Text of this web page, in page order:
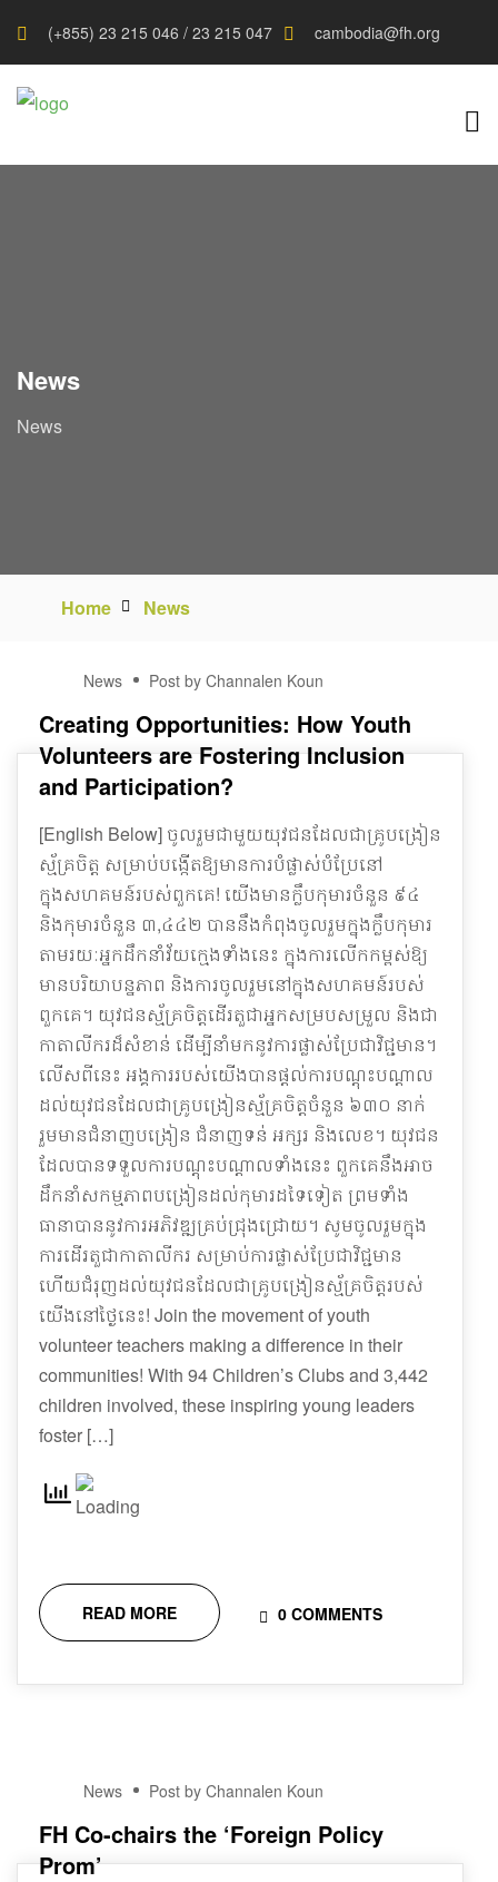
(+855) 23 215 046 / 23 215 047 cambodia@fh.org
News
News
Home News
11
News Post by Channalen Koun
Creating Opportunities: How Youth
Volunteers are Fostering Inclusion
and Participation?
[English Below] ចូលរួមជាមួយយុវជនដែលជាគ្រូបង្រៀន
ស្ម័គ្រចិត្ត សម្រាប់បង្កើតឱ្យមានការបំផ្លាស់បំប្រែនៅ
ក្នុងសហគមន៍របស់ពួកគេ! យើងមានក្លឹបកុមារចំនួន ៩៤
និងកុមារចំនួន ៣,៤៤២ បាននឹងកំពុងចូលរួមក្នុងក្លឹបកុមារ
តាមរយៈអ្នកដឹកនាំវ័យក្មេងទាំងនេះ ក្នុងការលើកកម្ពស់ឱ្យ
មានបរិយាបន្នភាព និងការចូលរួមនៅក្នុងសហគមន៍របស់
ពួកគេ។ យុវជនស្ម័គ្រចិត្តដើរតួជាអ្នកសម្របសម្រួល និងជា
កាតាលីករដ៏សំខាន់ ដើម្បីនាំមកនូវការផ្លាស់ប្រែជាវិជ្ជមាន។
លើសពីនេះ អង្គការរបស់យើងបានផ្តល់ការបណ្តុះបណ្តាល
ដល់យុវជនដែលជាគ្រូបង្រៀនស្ម័គ្រចិត្តចំនួន ៦៣០ នាក់
រួមមានជំនាញបង្រៀន ជំនាញទន់ អក្សរ និងលេខ។ យុវជន
ដែលបានទទួលការបណ្តុះបណ្តាលទាំងនេះ ពួកគេនឹងអាច
ដឹកនាំសកម្មភាពបង្រៀនដល់កុមារដទៃទៀត ព្រមទាំង
ធានាបាននូវការអភិវឌ្ឍគ្រប់ជ្រុងជ្រោយ។ សូមចូលរួមក្នុង
ការដើរតួជាកាតាលីករ សម្រាប់ការផ្លាស់ប្រែជាវិជ្ជមាន
ហើយជំរុញដល់យុវជនដែលជាគ្រូបង្រៀនស្ម័គ្រចិត្តរបស់
យើងនៅថ្ងៃនេះ! Join the movement of youth
volunteer teachers making a difference in their
communities! With 94 Children’s Clubs and 3,442
children involved, these inspiring young leaders
foster […]
READ MORE 0 COMMENTS
09
News Post by Channalen Koun
FH Co-chairs the ‘Foreign Policy
Prom’